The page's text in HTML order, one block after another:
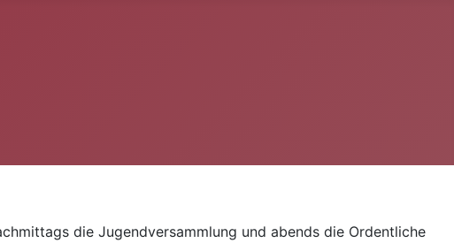
die Jugendversammlung und abends die Ordentliche